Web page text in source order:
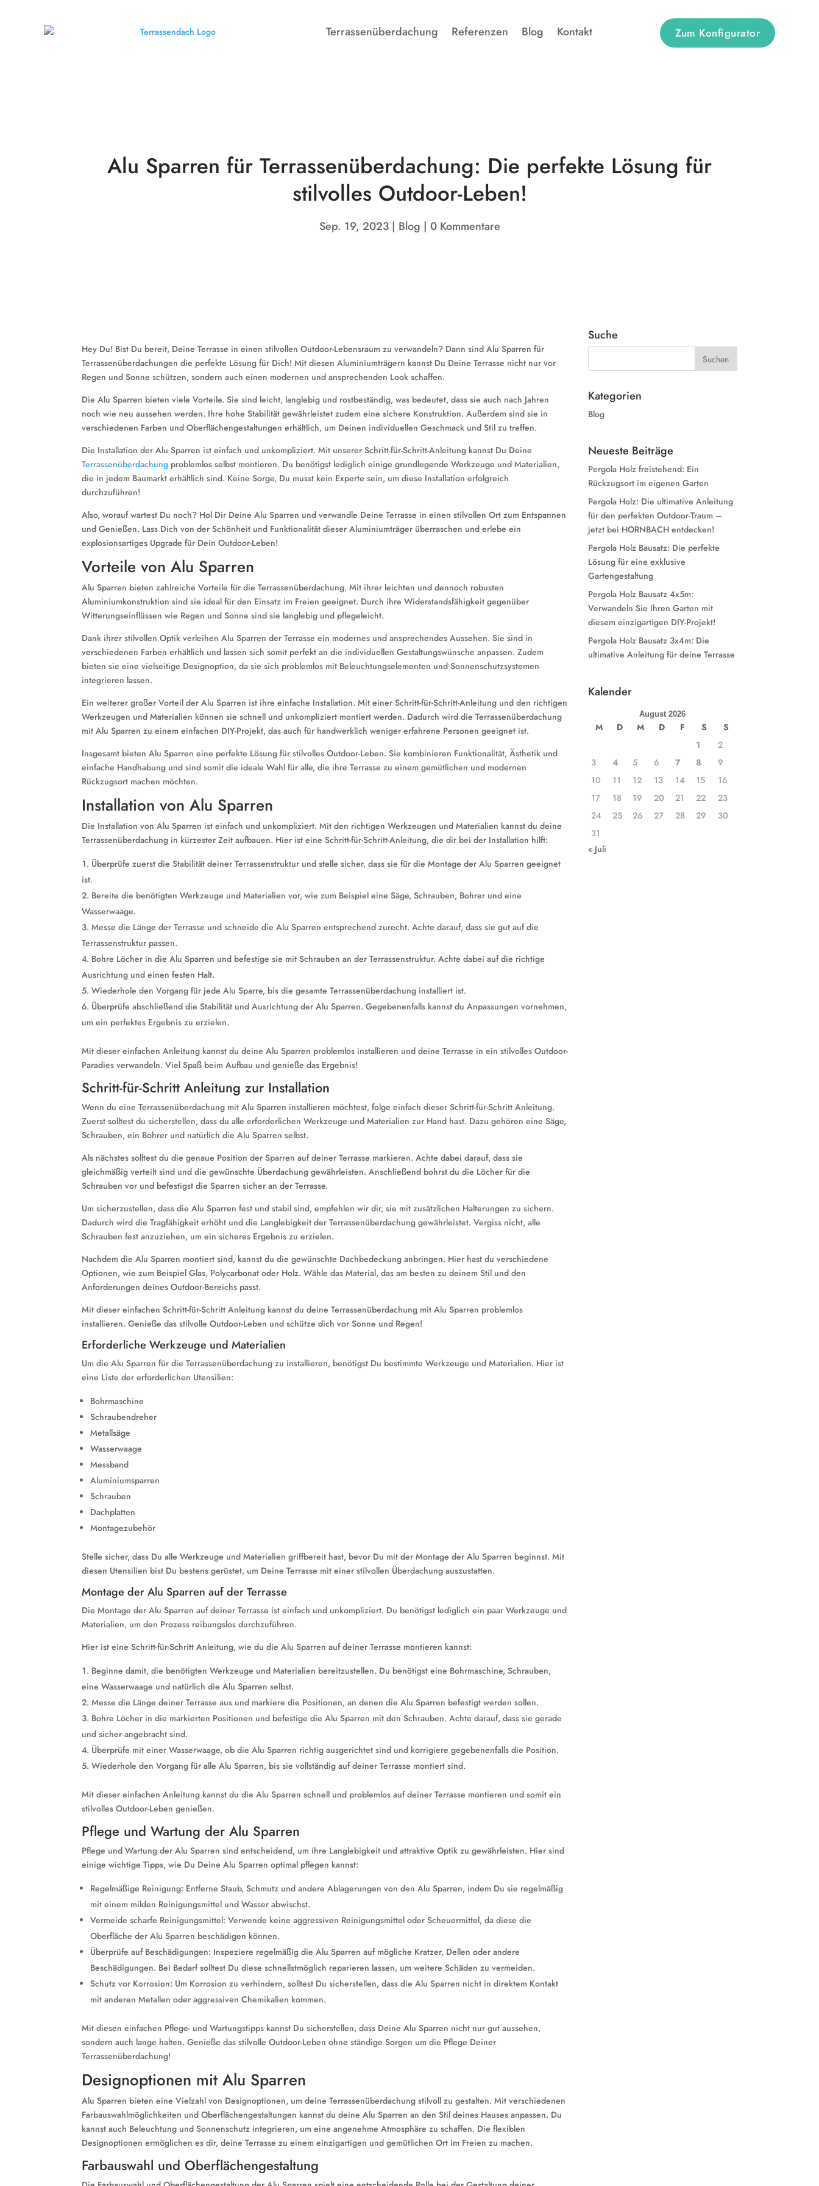
Terrassenüberdachung Referenzen Blog Kontakt Zum Konfigurator
Alu Sparren für Terrassenüberdachung: Die perfekte Lösung für
stilvolles Outdoor-Leben!
Sep. 19, 2023 Blog 0 Kommentare
Hey Du! Bist Du bereit, Deine Terrasse in einen stilvollen Outdoor-Lebensraum zu verwandeln? Dann sind Alu Sparren für
Terrassenüberdachungen die perfekte Lösung für Dich! Mit diesen Aluminiumträgern kannst Du Deine Terrasse nicht nur vor
Regen und Sonne schützen, sondern auch einen modernen und ansprechenden Look schaffen.
Die Alu Sparren bieten viele Vorteile. Sie sind leicht, langlebig und rostbeständig, was bedeutet, dass sie auch nach Jahren
noch wie neu aussehen werden. Ihre hohe Stabilität gewährleistet zudem eine sichere Konstruktion. Außerdem sind sie in
verschiedenen Farben und Oberflächengestaltungen erhältlich, um Deinen individuellen Geschmack und Stil zu treffen.
Die Installation der Alu Sparren ist einfach und unkompliziert. Mit unserer Schritt-für-Schritt-Anleitung kannst Du Deine
Terrassenüberdachung problemlos selbst montieren. Du benötigst lediglich einige grundlegende Werkzeuge und Materialien,
die in jedem Baumarkt erhältlich sind. Keine Sorge, Du musst kein Experte sein, um diese Installation erfolgreich
durchzuführen!
Also, worauf wartest Du noch? Hol Dir Deine Alu Sparren und verwandle Deine Terrasse in einen stilvollen Ort zum Entspannen
und Genießen. Lass Dich von der Schönheit und Funktionalität dieser Aluminiumträger überraschen und erlebe ein
explosionsartiges Upgrade für Dein Outdoor-Leben!
Vorteile von Alu Sparren
Alu Sparren bieten zahlreiche Vorteile für die Terrassenüberdachung. Mit ihrer leichten und dennoch robusten
Aluminiumkonstruktion sind sie ideal für den Einsatz im Freien geeignet. Durch ihre Widerstandsfähigkeit gegenüber
Witterungseinflüssen wie Regen und Sonne sind sie langlebig und pflegeleicht.
Dank ihrer stilvollen Optik verleihen Alu Sparren der Terrasse ein modernes und ansprechendes Aussehen. Sie sind in
verschiedenen Farben erhältlich und lassen sich somit perfekt an die individuellen Gestaltungswünsche anpassen. Zudem
bieten sie eine vielseitige Designoption, da sie sich problemlos mit Beleuchtungselementen und Sonnenschutzsystemen
integrieren lassen.
Ein weiterer großer Vorteil der Alu Sparren ist ihre einfache Installation. Mit einer Schritt-für-Schritt-Anleitung und den richtigen
Werkzeugen und Materialien können sie schnell und unkompliziert montiert werden. Dadurch wird die Terrassenüberdachung
mit Alu Sparren zu einem einfachen DIY-Projekt, das auch für handwerklich weniger erfahrene Personen geeignet ist.
Insgesamt bieten Alu Sparren eine perfekte Lösung für stilvolles Outdoor-Leben. Sie kombinieren Funktionalität, Ästhetik und
einfache Handhabung und sind somit die ideale Wahl für alle, die ihre Terrasse zu einem gemütlichen und modernen
Rückzugsort machen möchten.
Installation von Alu Sparren
Die Installation von Alu Sparren ist einfach und unkompliziert. Mit den richtigen Werkzeugen und Materialien kannst du deine
Terrassenüberdachung in kürzester Zeit aufbauen. Hier ist eine Schritt-für-Schritt-Anleitung, die dir bei der Installation hilft:
Überprüfe zuerst die Stabilität deiner Terrassenstruktur und stelle sicher, dass sie für die Montage der Alu Sparren geeignet
ist.
Bereite die benötigten Werkzeuge und Materialien vor, wie zum Beispiel eine Säge, Schrauben, Bohrer und eine
Wasserwaage.
Messe die Länge der Terrasse und schneide die Alu Sparren entsprechend zurecht. Achte darauf, dass sie gut auf die
Terrassenstruktur passen.
Bohre Löcher in die Alu Sparren und befestige sie mit Schrauben an der Terrassenstruktur. Achte dabei auf die richtige
Ausrichtung und einen festen Halt.
Wiederhole den Vorgang für jede Alu Sparre, bis die gesamte Terrassenüberdachung installiert ist.
Überprüfe abschließend die Stabilität und Ausrichtung der Alu Sparren. Gegebenenfalls kannst du Anpassungen vornehmen,
um ein perfektes Ergebnis zu erzielen.
Mit dieser einfachen Anleitung kannst du deine Alu Sparren problemlos installieren und deine Terrasse in ein stilvolles Outdoor-
Paradies verwandeln. Viel Spaß beim Aufbau und genieße das Ergebnis!
Schritt-für-Schritt Anleitung zur Installation
Wenn du eine Terrassenüberdachung mit Alu Sparren installieren möchtest, folge einfach dieser Schritt-für-Schritt Anleitung.
Zuerst solltest du sicherstellen, dass du alle erforderlichen Werkzeuge und Materialien zur Hand hast. Dazu gehören eine Säge,
Schrauben, ein Bohrer und natürlich die Alu Sparren selbst.
Als nächstes solltest du die genaue Position der Sparren auf deiner Terrasse markieren. Achte dabei darauf, dass sie
gleichmäßig verteilt sind und die gewünschte Überdachung gewährleisten. Anschließend bohrst du die Löcher für die
Schrauben vor und befestigst die Sparren sicher an der Terrasse.
Um sicherzustellen, dass die Alu Sparren fest und stabil sind, empfehlen wir dir, sie mit zusätzlichen Halterungen zu sichern.
Dadurch wird die Tragfähigkeit erhöht und die Langlebigkeit der Terrassenüberdachung gewährleistet. Vergiss nicht, alle
Schrauben fest anzuziehen, um ein sicheres Ergebnis zu erzielen.
Nachdem die Alu Sparren montiert sind, kannst du die gewünschte Dachbedeckung anbringen. Hier hast du verschiedene
Optionen, wie zum Beispiel Glas, Polycarbonat oder Holz. Wähle das Material, das am besten zu deinem Stil und den
Anforderungen deines Outdoor-Bereichs passt.
Mit dieser einfachen Schritt-für-Schritt Anleitung kannst du deine Terrassenüberdachung mit Alu Sparren problemlos
installieren. Genieße das stilvolle Outdoor-Leben und schütze dich vor Sonne und Regen!
Erforderliche Werkzeuge und Materialien
Um die Alu Sparren für die Terrassenüberdachung zu installieren, benötigst Du bestimmte Werkzeuge und Materialien. Hier ist
eine Liste der erforderlichen Utensilien:
Bohrmaschine
Schraubendreher
Metallsäge
Wasserwaage
Messband
Aluminiumsparren
Schrauben
Dachplatten
Montagezubehör
Stelle sicher, dass Du alle Werkzeuge und Materialien griffbereit hast, bevor Du mit der Montage der Alu Sparren beginnst. Mit
diesen Utensilien bist Du bestens gerüstet, um Deine Terrasse mit einer stilvollen Überdachung auszustatten.
Montage der Alu Sparren auf der Terrasse
Die Montage der Alu Sparren auf deiner Terrasse ist einfach und unkompliziert. Du benötigst lediglich ein paar Werkzeuge und
Materialien, um den Prozess reibungslos durchzuführen.
Hier ist eine Schritt-für-Schritt Anleitung, wie du die Alu Sparren auf deiner Terrasse montieren kannst:
Beginne damit, die benötigten Werkzeuge und Materialien bereitzustellen. Du benötigst eine Bohrmaschine, Schrauben,
eine Wasserwaage und natürlich die Alu Sparren selbst.
Messe die Länge deiner Terrasse aus und markiere die Positionen, an denen die Alu Sparren befestigt werden sollen.
Bohre Löcher in die markierten Positionen und befestige die Alu Sparren mit den Schrauben. Achte darauf, dass sie gerade
und sicher angebracht sind.
Überprüfe mit einer Wasserwaage, ob die Alu Sparren richtig ausgerichtet sind und korrigiere gegebenenfalls die Position.
Wiederhole den Vorgang für alle Alu Sparren, bis sie vollständig auf deiner Terrasse montiert sind.
Mit dieser einfachen Anleitung kannst du die Alu Sparren schnell und problemlos auf deiner Terrasse montieren und somit ein
stilvolles Outdoor-Leben genießen.
Pflege und Wartung der Alu Sparren
Pflege und Wartung der Alu Sparren sind entscheidend, um ihre Langlebigkeit und attraktive Optik zu gewährleisten. Hier sind
einige wichtige Tipps, wie Du Deine Alu Sparren optimal pflegen kannst:
Regelmäßige Reinigung: Entferne Staub, Schmutz und andere Ablagerungen von den Alu Sparren, indem Du sie regelmäßig
mit einem milden Reinigungsmittel und Wasser abwischst.
Vermeide scharfe Reinigungsmittel: Verwende keine aggressiven Reinigungsmittel oder Scheuermittel, da diese die
Oberfläche der Alu Sparren beschädigen können.
Überprüfe auf Beschädigungen: Inspeziere regelmäßig die Alu Sparren auf mögliche Kratzer, Dellen oder andere
Beschädigungen. Bei Bedarf solltest Du diese schnellstmöglich reparieren lassen, um weitere Schäden zu vermeiden.
Schutz vor Korrosion: Um Korrosion zu verhindern, solltest Du sicherstellen, dass die Alu Sparren nicht in direktem Kontakt
mit anderen Metallen oder aggressiven Chemikalien kommen.
Mit diesen einfachen Pflege- und Wartungstipps kannst Du sicherstellen, dass Deine Alu Sparren nicht nur gut aussehen,
sondern auch lange halten. Genieße das stilvolle Outdoor-Leben ohne ständige Sorgen um die Pflege Deiner
Terrassenüberdachung!
Designoptionen mit Alu Sparren
Alu Sparren bieten eine Vielzahl von Designoptionen, um deine Terrassenüberdachung stilvoll zu gestalten. Mit verschiedenen
Farbauswahlmöglichkeiten und Oberflächengestaltungen kannst du deine Alu Sparren an den Stil deines Hauses anpassen. Du
kannst auch Beleuchtung und Sonnenschutz integrieren, um eine angenehme Atmosphäre zu schaffen. Die flexiblen
Designoptionen ermöglichen es dir, deine Terrasse zu einem einzigartigen und gemütlichen Ort im Freien zu machen.
Farbauswahl und Oberflächengestaltung
Suche
Kategorien
Blog
Neueste Beiträge
Pergola Holz freistehend: Ein
Rückzugsort im eigenen Garten
Pergola Holz: Die ultimative Anleitung
für den perfekten Outdoor-Traum –
jetzt bei HORNBACH entdecken!
Pergola Holz Bausatz: Die perfekte
Lösung für eine exklusive
Gartengestaltung
Pergola Holz Bausatz 4x5m:
Verwandeln Sie Ihren Garten mit
diesem einzigartigen DIY-Projekt!
Pergola Holz Bausatz 3x4m: Die
ultimative Anleitung für deine Terrasse
Kalender
August 2026
M D M D F S
S
1
2
3
4 5 6 7 8
9
10
11 12 13 14 15
16
17
18 19 20 21 22
23
24
25 26 27 28 29
30
31
« Juli